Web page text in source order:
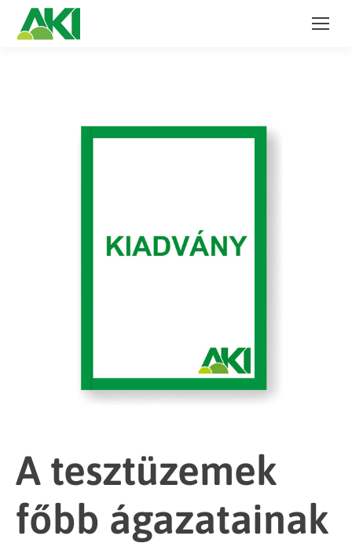
A tesztüzemek
főbb ágazatainak